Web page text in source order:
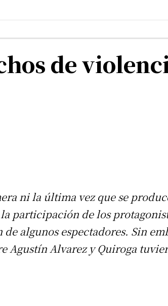
de
ni la última vez que se
participación de los
algunos espectadores. Sin
Agustín Alvarez y Quiroga